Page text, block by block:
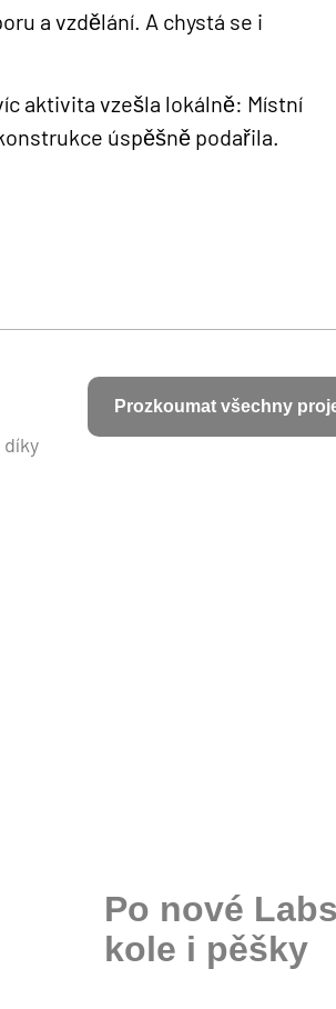
a vzdělání. A chystá se i
aktivita vzešla lokálně: Místní
úspěšně podařila.
Prozkoumat všechny
Po nové
kole i pěšky